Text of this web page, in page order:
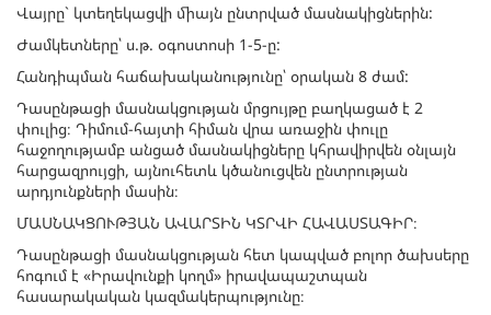
Վայրը` կտեղեկացվի միայն ընտրված մասնակիցներին:
Ժամկետները՝ ս.թ. օգոստոսի 1-5-ը:
Հանդիպման հաճախականությունը՝ օրական 8 ժամ:
Դասընթացի մասնակցության մրցույթը բաղկացած է 2
փուլից։ Դիմում-հայտի հիման վրա առաջին փուլը
հաջողությամբ անցած մասնակիցները կհրավիրվեն օնլայն
հարցազրույցի, այնուհետև կծանուցվեն ընտրության
արդյունքների մասին։
ՄԱՍՆԱԿՑՈՒԹՅԱՆ ԱՎԱՐՏԻՆ ԿՏՐՎԻ ՀԱՎԱՍՏԱԳԻՐ։
Դասընթացի մասնակցության հետ կապված բոլոր ծախսերը
հոգում է «Իրավունքի կողմ» իրավապաշտպան
հասարակական կազմակերպությունը։